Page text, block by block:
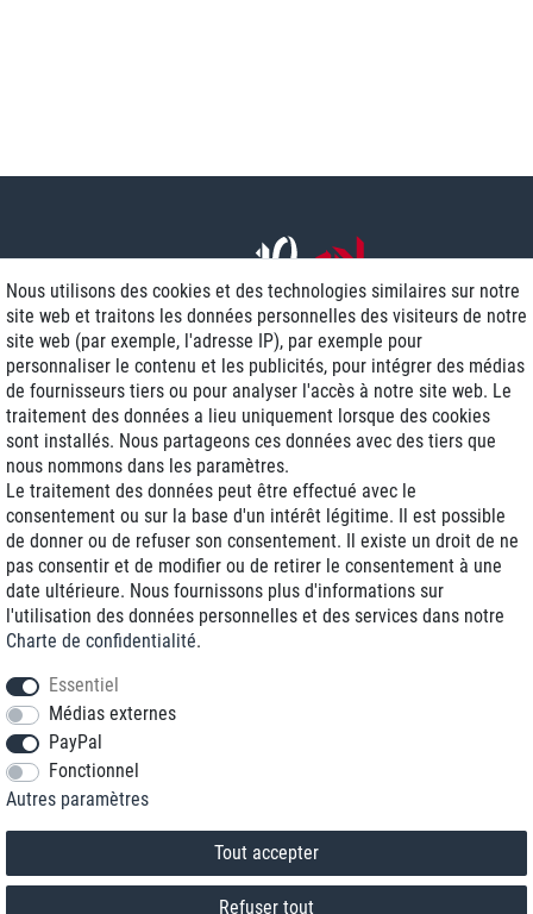
Livraison J+1
Frais d'expédition réduits
Reconditionnée avec garantie
+33 1 70 99 07 94 *
* Vous pouvez nous joindre aux tarifs locaux du lundi au vendredi de 9h à 18h.
Nous utilisons des cookies et des technologies similaires sur notre
site web et traitons les données personnelles des visiteurs de notre
site web (par exemple, l'adresse IP), par exemple pour
personnaliser le contenu et les publicités, pour intégrer des médias
de fournisseurs tiers ou pour analyser l'accès à notre site web. Le
traitement des données a lieu uniquement lorsque des cookies
sont installés. Nous partageons ces données avec des tiers que
nous nommons dans les paramètres.
Le traitement des données peut être effectué avec le
consentement ou sur la base d'un intérêt légitime. Il est possible
de donner ou de refuser son consentement. Il existe un droit de ne
pas consentir et de modifier ou de retirer le consentement à une
date ultérieure. Nous fournissons plus d'informations sur
l'utilisation des données personnelles et des services dans notre
Charte de confidentialité.
Essentiel
Médias externes
PayPal
Fonctionnel
Autres paramètres
Tout accepter
Refuser tout